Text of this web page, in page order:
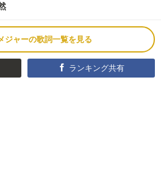
ジャーの歌詞一覧を見る
ランキング共有